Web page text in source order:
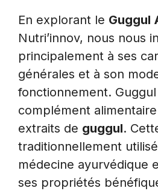
En explorant le Guggul
Nutri’innov, nous nous
principalement à ses
générales et à son
fonctionnement.
complément
extraits de guggul.
traditionnellement
médecine ayurvédique
ses propriétés